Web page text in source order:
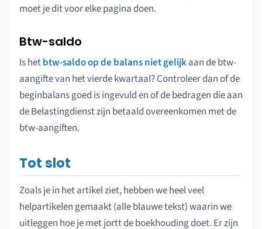
moet je dit voor elke pagina doen.
Btw-saldo
Is hetbtw-saldo op de balans niet gelijkaan de btw-
aangifte van het vierde kwartaal? Controleer dan of de
beginbalans goed is ingevuld en of de bedragen die aan
de Belastingdienst zijn betaald overeenkomen met de
btw-aangiften.
Tot slot
Zoals je in het artikel ziet, hebben we heel veel
helpartikelen gemaakt (alle blauwe tekst) waarin we
uitleggen hoe je met jortt de boekhouding doet. Er zijn